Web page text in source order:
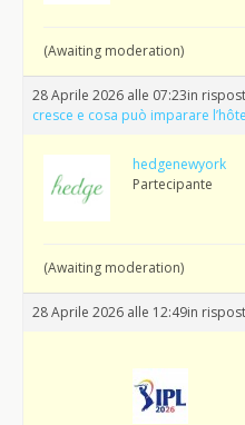
(Awaiting moderation)
28 Aprile 2026 alle 07:23in
cresce e cosa può imparare
hedgenewyork
Partecipante
(Awaiting moderation)
28 Aprile 2026 alle 12:49in